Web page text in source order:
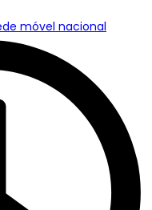
móvel nacional